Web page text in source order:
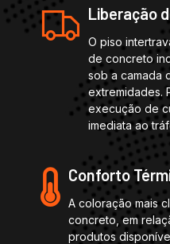
Liberação
O piso
de concreto
sob a camada
extremidades.
execução de
imediata ao
Conforto
A coloração mais
concreto, em
produtos